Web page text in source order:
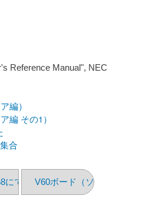
Reference Manual", NEC
編）
編 その1）
合
にて展示します
V60ボード（ソフトウェア編